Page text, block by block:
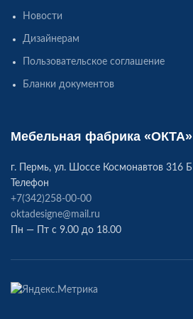
Новости
Дизайнерам
Пользовательское соглашение
Бланки документов
Мебельная фабрика «ОКТА»
г. Пермь, ул. Шоссе Космонавтов 316 Б
Телефон
+7(342)258-00-00
oktadesigne@mail.ru
Пн — Пт с 9.00 до 18.00